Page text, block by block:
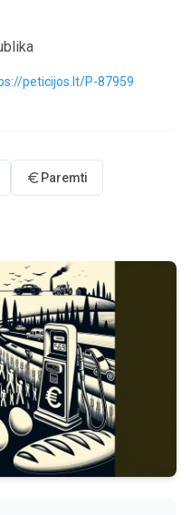
peticijos.lt/P-87959
Paremti